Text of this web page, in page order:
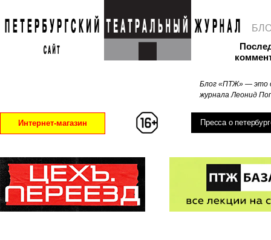
Блог «ПТЖ» — это
журнала Леонид
Интернет-магазин Пресса о